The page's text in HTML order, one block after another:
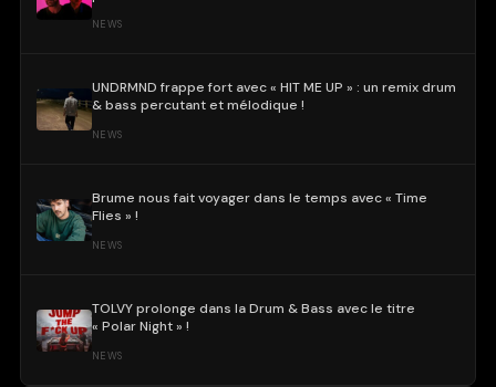
NEWS
UNDRMND frappe fort avec « HIT ME UP » : un remix drum
& bass percutant et mélodique !
NEWS
Brume nous fait voyager dans le temps avec « Time
Flies » !
NEWS
TOLVY prolonge dans la Drum & Bass avec le titre
« Polar Night » !
NEWS